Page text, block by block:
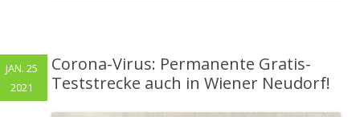
Corona-Virus: Permanente Gratis-
Teststrecke auch in Wiener Neudorf!
JAN. 25
2021